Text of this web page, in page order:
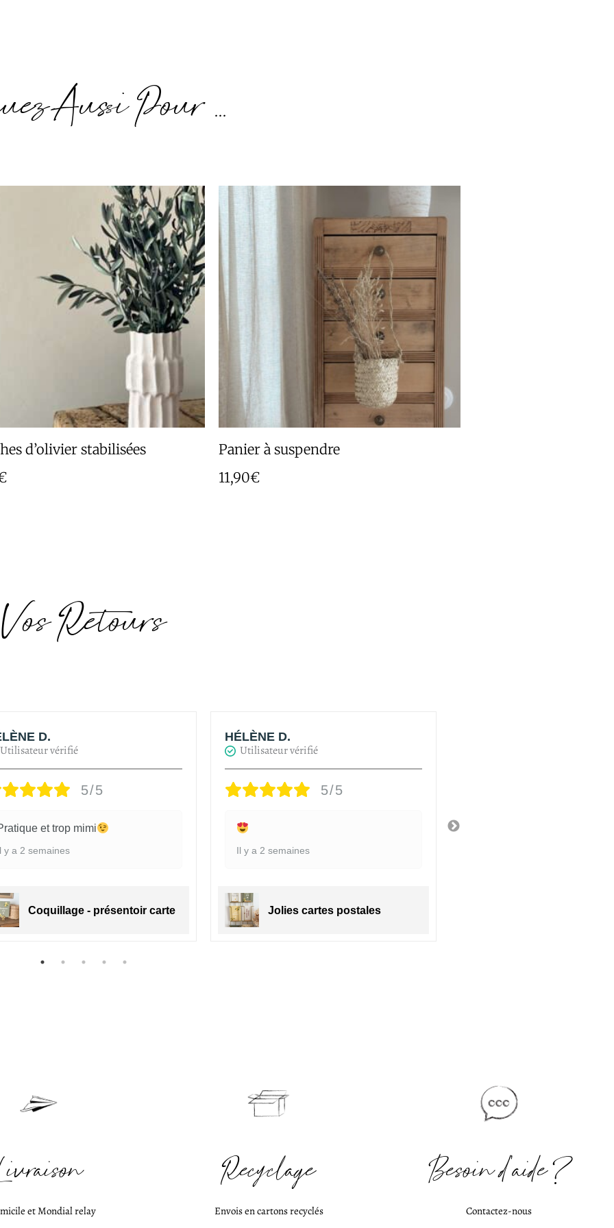
Aussi Pour ...
d’olivier stabilisées
Panier à suspendre
11,90€
Vos Retours
D.
Utilisateur vérifié
5/5
et trop mimi
y a 2 semaines
Coquillage - présentoir carte
HÉLÈNE D.
Utilisateur vérifié
5/5
Il y a 2 semaines
Jolies cartes postales
et Mondial relay
Recyclage
Envois en cartons recyclés
Besoin d'aide ?
Contactez-nous